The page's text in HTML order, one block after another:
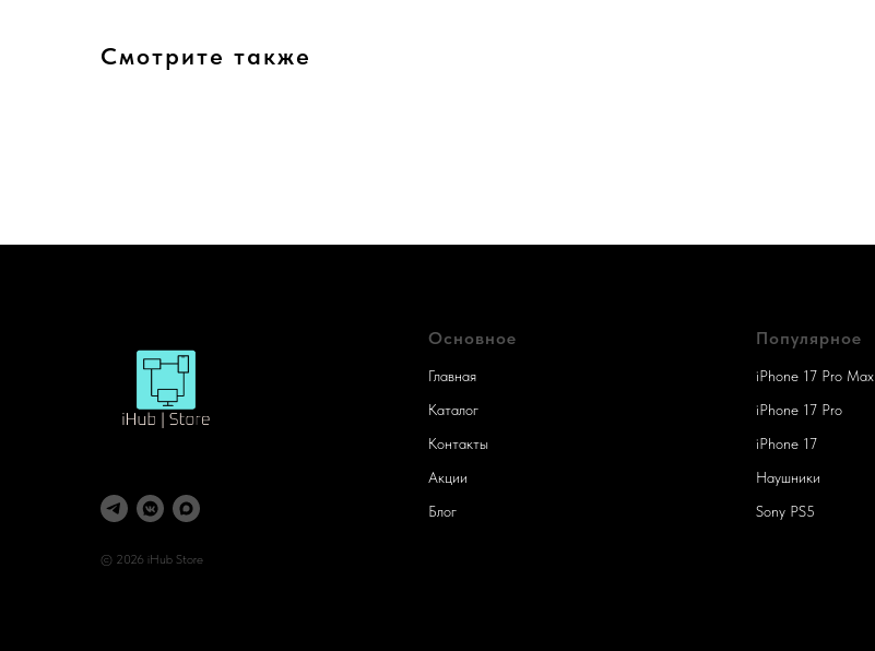
Смотрите также
© 2026 iHub Store
Основное
Главная
Каталог
Контакты
Акции
Блог
Популярное
iPhone 17 Pro Max
iPhone 17 Pro
iPhone 17
Наушники
Sony PS5